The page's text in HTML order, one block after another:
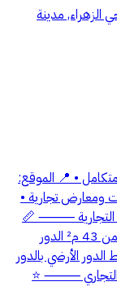
الزهراء, مدينة
• 📍 الموقع:
• محلات ومعارض تجارية •
التجارية ⸻ 📏
المساحات والأسعار: الدور الأول: • المساحات: تبدأ من 43 م² الدور
م² 🔗 إمكانية ربط الدور الأرضي بالدور
التجاري ⸻ ⭐